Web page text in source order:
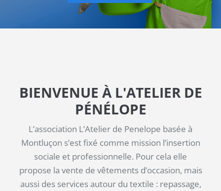
BIENVENUE À L'ATELIER DE
PÉNÉLOPE
L’association L’Atelier de Penelope basée à
Montluçon s’est fixé comme mission l’insertion
sociale et professionnelle. Pour cela elle
propose la vente de vêtements d’occasion, mais
aussi des services autour du textile : repassage,